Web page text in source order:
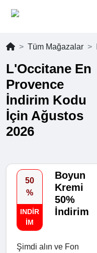
Tüm Mağazalar
L'Occitane En
Provence
İndirim Kodu
İçin Ağustos
2026
50
%
INDIR
IM
Boyun
Kremi
50%
İndirim
Şimdi alın ve Fon